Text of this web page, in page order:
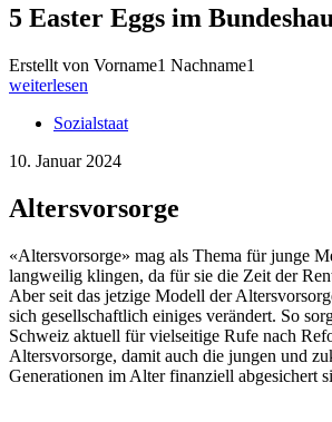
5 Easter Eggs im
Erstellt von Vorname1 Nachname1
weiterlesen
Sozialstaat
10. Januar 2024
Altersvorsorge
«Altersvorsorge» mag als Thema für junge
langweilig klingen, da für sie die Zeit der
Aber seit das jetzige Modell der
sich gesellschaftlich einiges verändert. So
Schweiz aktuell für vielseitige Rufe nach
Altersvorsorge, damit auch die jungen und
Generationen im Alter finanziell abgesichert